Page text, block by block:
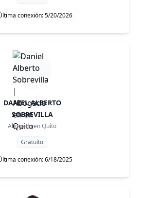
conexión: 5/20/2026
DANIEL ALBERTO
SOBREVILLA
Abogado enQuito
Gratuito
conexión: 6/18/2025